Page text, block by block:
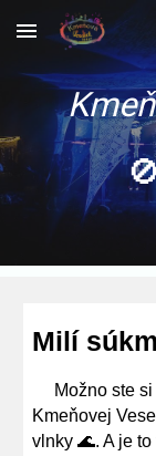
Skip to main
Milí
Možno ste
Kmeňovej
vlnky 🌊. A je